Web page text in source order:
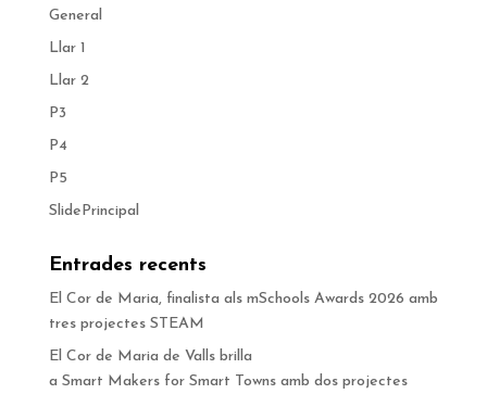
General
Llar 1
Llar 2
P3
P4
P5
SlidePrincipal
Entrades recents
El Cor de Maria, finalista als mSchools Awards 2026 amb
tres projectes STEAM
El Cor de Maria de Valls brilla
a Smart Makers for Smart Towns amb dos projectes